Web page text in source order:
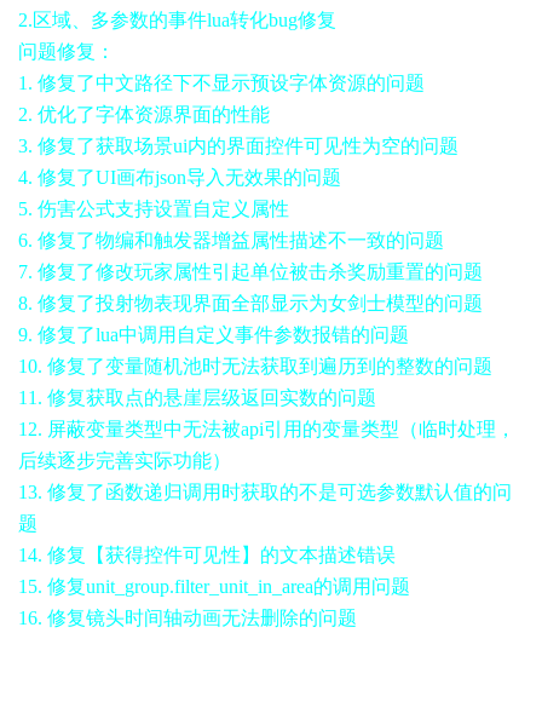
2.区域、多参数的事件lua转化bug修复
问题修复：
1. 修复了中文路径下不显示预设字体资源的问题
2. 优化了字体资源界面的性能
3. 修复了获取场景ui内的界面控件可见性为空的问题
4. 修复了UI画布json导入无效果的问题
5. 伤害公式支持设置自定义属性
6. 修复了物编和触发器增益属性描述不一致的问题
7. 修复了修改玩家属性引起单位被击杀奖励重置的问题
8. 修复了投射物表现界面全部显示为女剑士模型的问题
9. 修复了lua中调用自定义事件参数报错的问题
10. 修复了变量随机池时无法获取到遍历到的整数的问题
11. 修复获取点的悬崖层级返回实数的问题
12. 屏蔽变量类型中无法被api引用的变量类型（临时处理，
后续逐步完善实际功能）
13. 修复了函数递归调用时获取的不是可选参数默认值的问
题
14. 修复【获得控件可见性】的文本描述错误
15. 修复unit_group.filter_unit_in_area的调用问题
16. 修复镜头时间轴动画无法删除的问题